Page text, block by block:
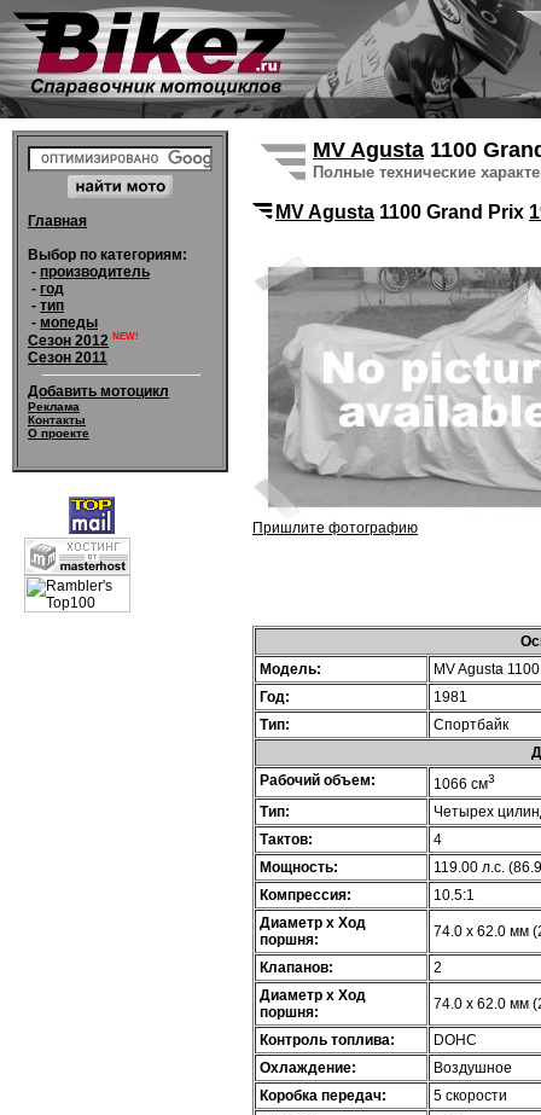
Главная
Выбор по категориям:
- производитель
- год
- тип
- мопеды
Сезон 2012 NEW!
Сезон 2011
Добавить мотоцикл
Реклама
Контакты
О проекте
MV Agusta 1100
Полные технические
MV Agusta 1100 Grand Prix
Пришлите фотографию
Модель:
MV Agusta
Год:
1981
Тип:
Спортбайк
Рабочий объем:
1066 см3
Тип:
Четырех
Тактов:
4
Мощность:
119.00 л.с.
Компрессия:
10.5:1
Диаметр х Ход
поршня:
74.0 x 62.0 мм
Клапанов:
2
Диаметр х Ход
поршня:
74.0 x 62.0 мм
Контроль топлива:
DOHC
Охлаждение:
Воздушное
Коробка передач:
5 скорости